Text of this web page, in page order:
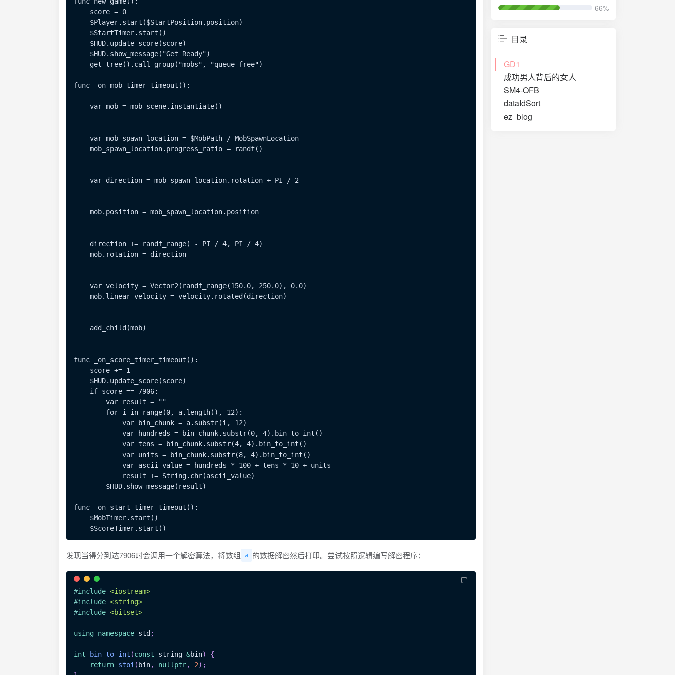
    score = 0
    $Player.start($StartPosition.position)
    $StartTimer.start()
    $HUD.update_score(score)
    $HUD.show_message("Get Ready")
    get_tree().call_group("mobs", "queue_free")
func _on_mob_timer_timeout():
    var mob = mob_scene.instantiate()
    var mob_spawn_location = $MobPath / MobSpawnLocation
    mob_spawn_location.progress_ratio = randf()
    var direction = mob_spawn_location.rotation + PI / 2
    mob.position = mob_spawn_location.position
    direction += randf_range( - PI / 4, PI / 4)
    mob.rotation = direction
    var velocity = Vector2(randf_range(150.0, 250.0), 0.0)
    mob.linear_velocity = velocity.rotated(direction)
    add_child(mob)
func _on_score_timer_timeout():
    score += 1
    $HUD.update_score(score)
    if score == 7906:
        var result = ""
        for i in range(0, a.length(), 12):
            var bin_chunk = a.substr(i, 12)
            var hundreds = bin_chunk.substr(0, 4).bin_to_int()
            var tens = bin_chunk.substr(4, 4).bin_to_int()
            var units = bin_chunk.substr(8, 4).bin_to_int()
            var ascii_value = hundreds * 100 + tens * 10 + units
            result += String.chr(ascii_value)
        $HUD.show_message(result)
func _on_start_timer_timeout():
    $MobTimer.start()
发现当得分到达7906时会调用一个解密算法，将数组 a 的数据解密然后打印。尝试按照逻辑编写解密程序：
#include <iostream>
#include <string>
#include <bitset>
using namespace std ;
int bin_to_int (const string &bin)
{
return stoi ( bin, nullptr, 2) ;
66%
目录
GD1
成功男人背后的女人
SM4-OFB
dataIdSort
ez_blog